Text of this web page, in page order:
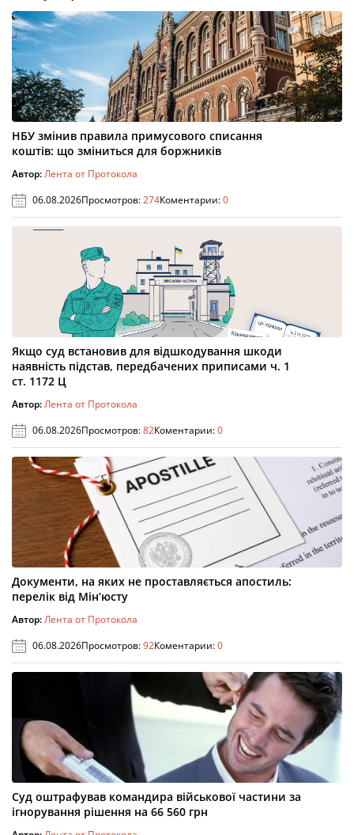
НБУ змінив правила примусового списання
коштів: що зміниться для боржників
Автор:Лента от Протокола
06.08.2026Просмотров:274Коментарии:0
Якщо суд встановив для відшкодування шкоди
наявність підстав, передбачених приписами ч. 1
ст. 1172 Ц
Автор:Лента от Протокола
06.08.2026Просмотров:82Коментарии:0
Документи, на яких не проставляється апостиль:
перелік від Мін’юсту
Автор:Лента от Протокола
06.08.2026Просмотров:92Коментарии:0
Суд оштрафував командира військової частини за
ігнорування рішення на 66 560 грн